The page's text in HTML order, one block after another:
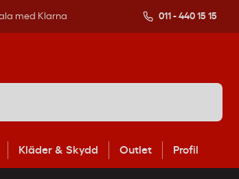
med Klarna 011 - 440 15 15
Kläder & Skydd Outlet Profil